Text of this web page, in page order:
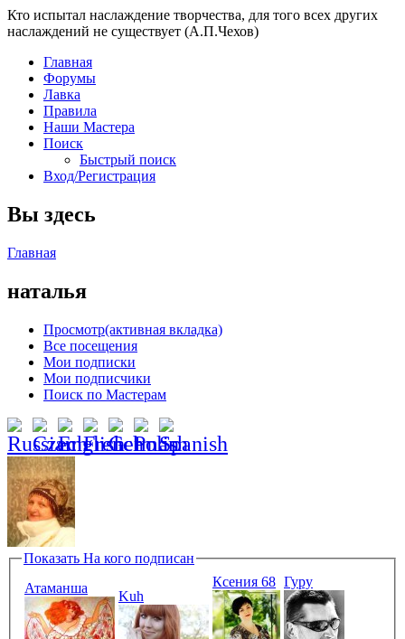
Кто испытал наслаждение творчества, для того всех других
наслаждений не существует (А.П.Чехов)
Главная
Форумы
Лавка
Правила
Наши Мастера
Поиск
Быстрый поиск
Вход/Регистрация
Вы здесь
Главная
наталья
Просмотр(активная вкладка)
Все посещения
Мои подписки
Мои подписчики
Поиск по Мастерам
Показать На кого подписан
Атаманша
Kuh
Ксения 68 Гуру